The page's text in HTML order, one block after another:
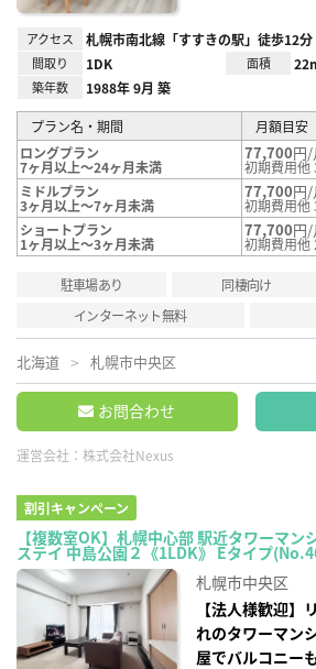
アクセス 札幌市南北線「すすきの駅」徒歩12分
間取り 1DK 面積
築年数 1988年 9月 築
プラン名・期間
月額目安
ロングプラン
7ヶ月以上～24ヶ月未満
77,700円/
初期費用他
ミドルプラン
3ヶ月以上～7ヶ月未満
77,700円/
初期費用他
ショートプラン
1ヶ月以上～3ヶ月未満
77,700円/
初期費用他
駐車場あり 同棲向け
インターネット無料
北海道 札幌市中央区
お問合わせ
運営会社： 株式会社Nexus
割引キャンペーン
【複数室OK】札幌中心部 駅近タワーマン
ステイ 中島公園２《1LDK》 Eタイプ
札幌市中央区
【法人様歓迎】
れのタワーマン
屋でバルコニー